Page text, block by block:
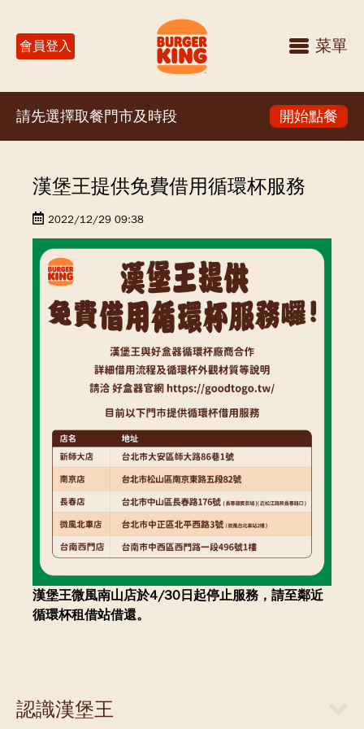
會員登入 菜單
請先選擇取餐門市及時段 開始點餐
漢堡王提供免費借用循環杯服務
2022/12/29 09:38
漢堡王微風南山店於4/30日起停止服務，請至鄰近
循環杯租借站借還。
認識漢堡王